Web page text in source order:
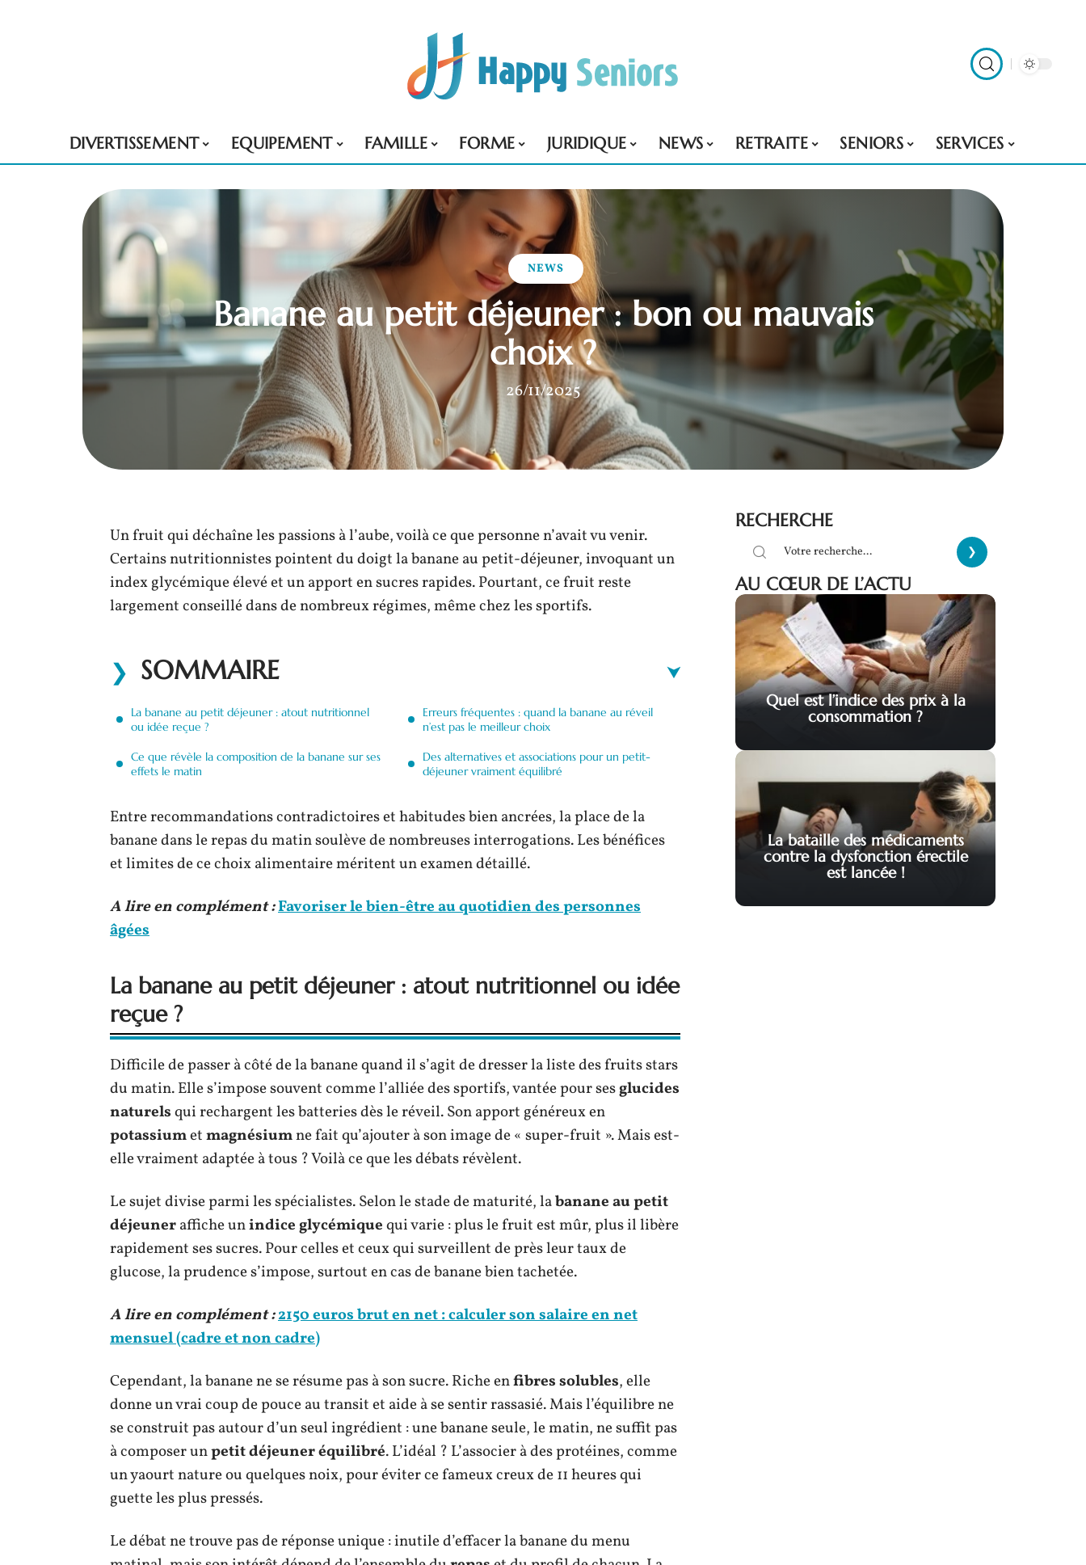
DIVERTISSEMENT EQUIPEMENT FAMILLE FORME JURIDIQUE NEWS RETRAITE SENIORS SERVICES
NEWS
Banane au petit déjeuner : bon ou mauvais
choix ?
26/11/2025
Un fruit qui déchaîne les passions à l’aube, voilà ce que personne n’avait vu venir.
Certains nutritionnistes pointent du doigt la banane au petit-déjeuner, invoquant un
index glycémique élevé et un apport en sucres rapides. Pourtant, ce fruit reste
largement conseillé dans de nombreux régimes, même chez les sportifs.
SOMMAIRE
La banane au petit déjeuner : atout nutritionnel
ou idée reçue ?
Ce que révèle la composition de la banane sur ses
effets le matin
Erreurs fréquentes : quand la banane au réveil
n’est pas le meilleur choix
Des alternatives et associations pour un petit-
déjeuner vraiment équilibré
Entre recommandations contradictoires et habitudes bien ancrées, la place de la
banane dans le repas du matin soulève de nombreuses interrogations. Les bénéfices
et limites de ce choix alimentaire méritent un examen détaillé.
A lire en complément :Favoriser le bien-être au quotidien des personnes
âgées
La banane au petit déjeuner : atout nutritionnel ou idée
reçue ?
Difficile de passer à côté de la banane quand il s’agit de dresser la liste des fruits stars
du matin. Elle s’impose souvent comme l’alliée des sportifs, vantée pour sesglucides
naturelsqui rechargent les batteries dès le réveil. Son apport généreux en
potassiumetmagnésiumne fait qu’ajouter à son image de « super-fruit ». Mais est-
elle vraiment adaptée à tous ? Voilà ce que les débats révèlent.
Le sujet divise parmi les spécialistes. Selon le stade de maturité, labanane au petit
déjeuneraffiche unindice glycémiquequi varie : plus le fruit est mûr, plus il libère
rapidement ses sucres. Pour celles et ceux qui surveillent de près leur taux de
glucose, la prudence s’impose, surtout en cas de banane bien tachetée.
A lire en complément :2150 euros brut en net : calculer son salaire en net
mensuel (cadre et non cadre)
Cependant, la banane ne se résume pas à son sucre. Riche enfibres solubles, elle
donne un vrai coup de pouce au transit et aide à se sentir rassasié. Mais l’équilibre ne
se construit pas autour d’un seul ingrédient : une banane seule, le matin, ne suffit pas
à composer unpetit déjeuner équilibré. L’idéal ? L’associer à des protéines, comme
un yaourt nature ou quelques noix, pour éviter ce fameux creux de 11 heures qui
guette les plus pressés.
Le débat ne trouve pas de réponse unique : inutile d’effacer la banane du menu
RECHERCHE
AU CŒUR DE L’ACTU
Quel est l’indice des prix à la
consommation ?
La bataille des médicaments
contre la dysfonction érectile
est lancée !